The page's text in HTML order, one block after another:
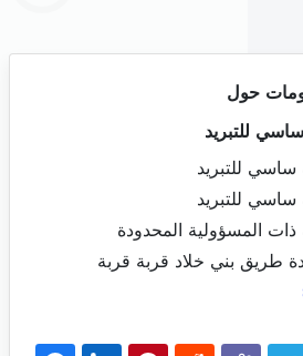
حول
للتبريد
للتبريد
للتبريد
المسؤولية المحدودة
طريق بني خلاد قربة قربة